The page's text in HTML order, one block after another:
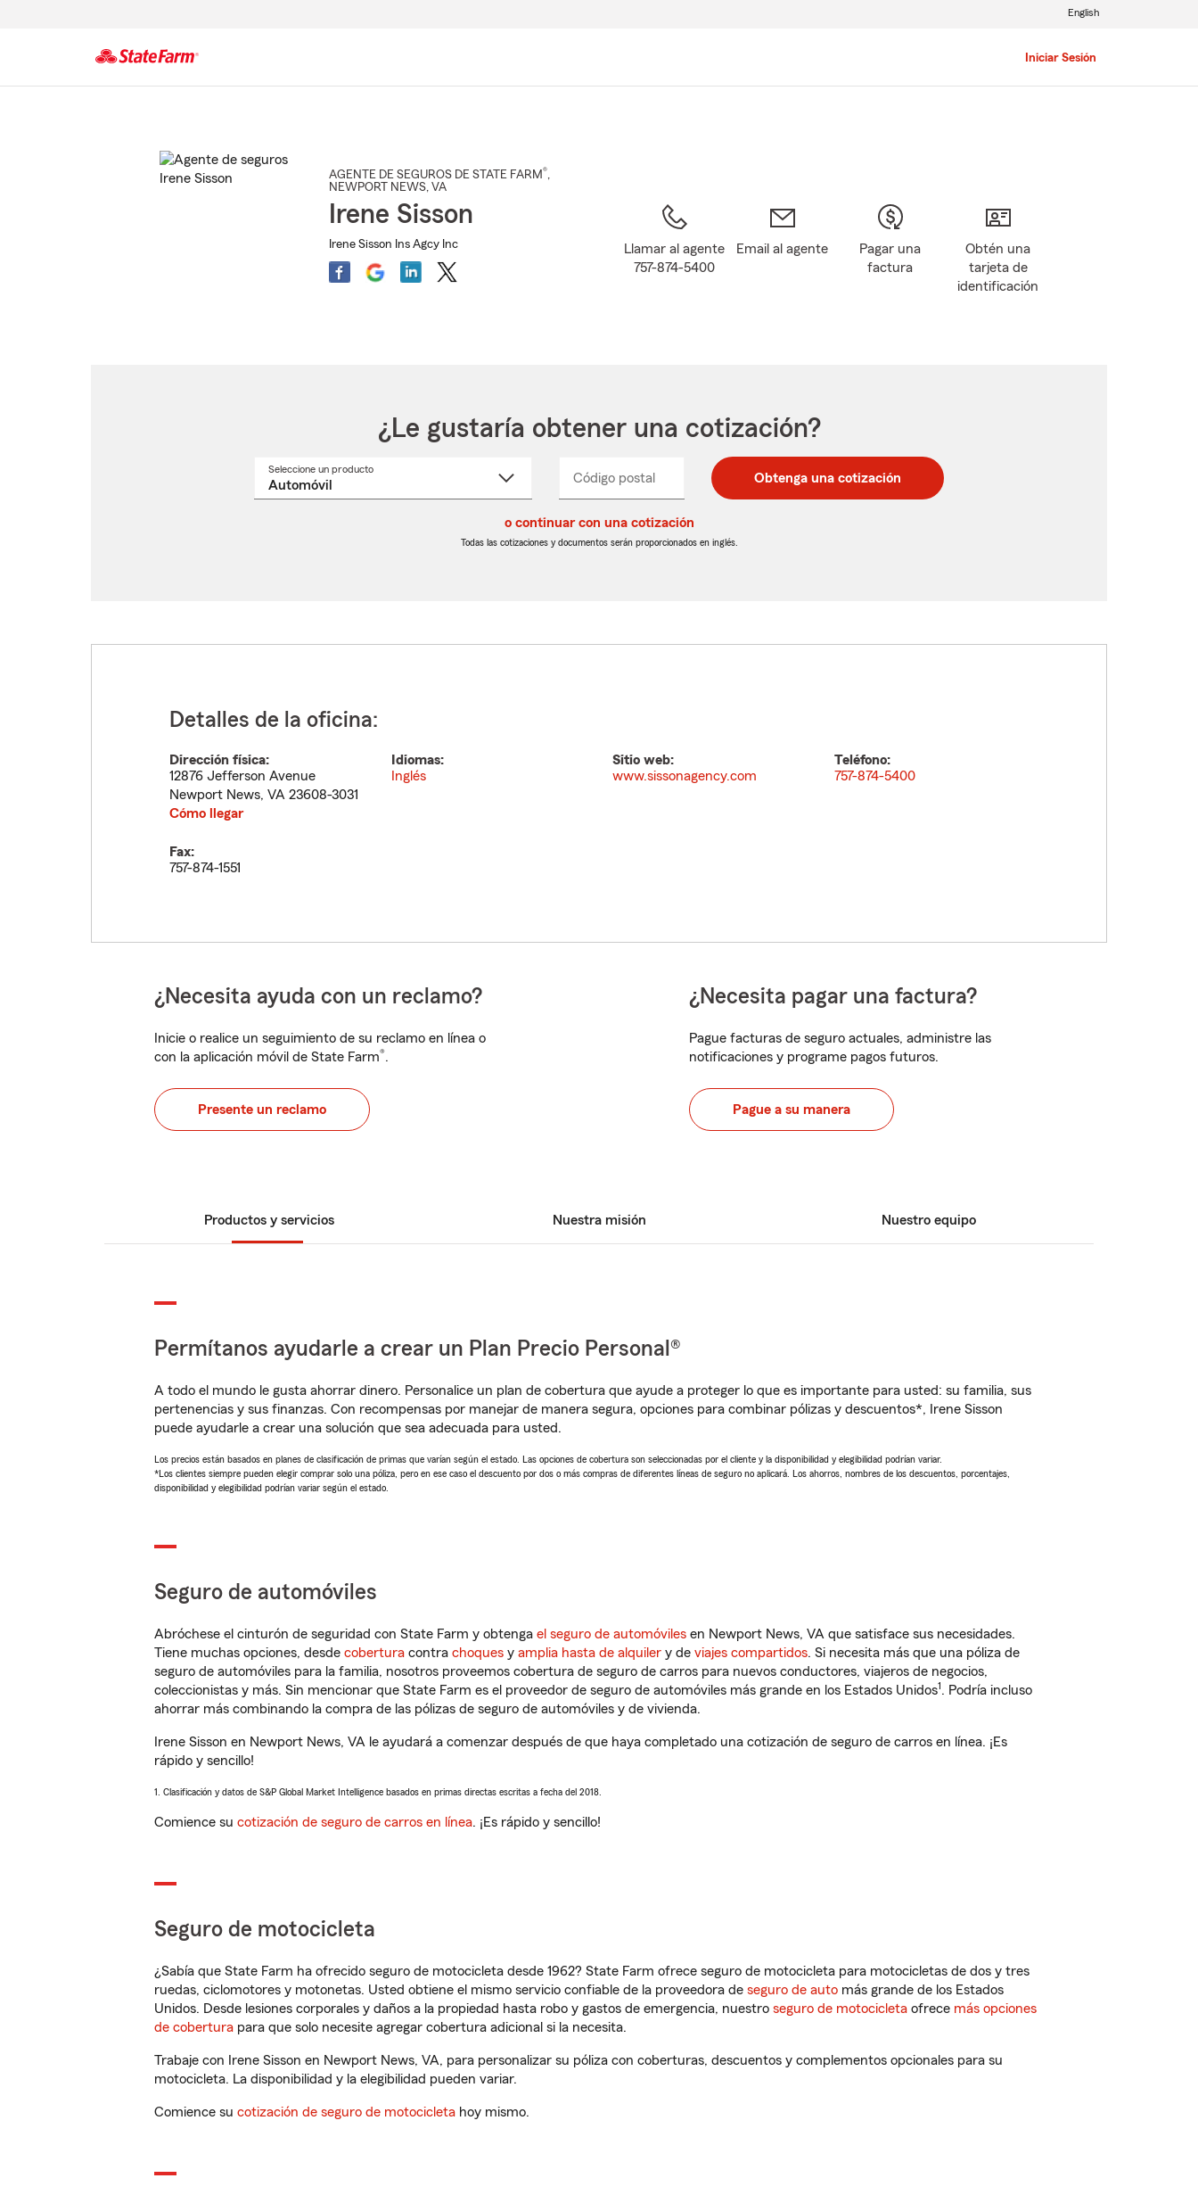
Iniciar Sesión
English
AGENTE DE SEGUROS DE STATE FARM®,
NEWPORT NEWS, VA
Irene Sisson
Irene Sisson Ins Agcy Inc
Llamar al agente
757-874-5400
Email al agente
Pagar una
factura
Obtén una
tarjeta de
identificación
¿Le gustaría obtener una cotización?
Seleccione un productoSeleccione
Código postal
postal
de
postal
de
_____ Obtenga una cotización
o continuar con una cotización
Todas las cotizaciones y documentos serán proporcionados en inglés.
Detalles de la oficina:
Dirección física:
12876 Jefferson Avenue
Newport News, VA 23608-3031
Cómo llegar
Idiomas:
Inglés
Sitio web:
www.sissonagency.com
Teléfono:
757-874-5400
Fax:
757-874-1551
¿Necesita ayuda con un reclamo?
Inicie o realice un seguimiento de su reclamo en línea o
con la aplicación móvil de State Farm®.
Presente un reclamo
¿Necesita pagar una factura?
Pague facturas de seguro actuales, administre las
notificaciones y programe pagos futuros.
Pague a su manera
Productos y servicios Nuestra misión Nuestro equipo
Permítanos ayudarle a crear un Plan Precio Personal®
A todo el mundo le gusta ahorrar dinero. Personalice un plan de cobertura que ayude a proteger lo que es importante para usted: su familia, sus
pertenencias y sus finanzas. Con recompensas por manejar de manera segura, opciones para combinar pólizas y descuentos*, Irene Sisson
puede ayudarle a crear una solución que sea adecuada para usted.
Los precios están basados en planes de clasificación de primas que varían según el estado. Las opciones de cobertura son seleccionadas por el cliente y la disponibilidad y elegibilidad podrían variar.
*Los clientes siempre pueden elegir comprar solo una póliza, pero en ese caso el descuento por dos o más compras de diferentes líneas de seguro no aplicará. Los ahorros, nombres de los descuentos, porcentajes,
disponibilidad y elegibilidad podrían variar según el estado.
Seguro de automóviles
Abróchese el cinturón de seguridad con State Farm y obtenga el seguro de automóviles en Newport News, VA que satisface sus necesidades.
Tiene muchas opciones, desde cobertura contra choques y amplia hasta de alquiler y de viajes compartidos. Si necesita más que una póliza de
seguro de automóviles para la familia, nosotros proveemos cobertura de seguro de carros para nuevos conductores, viajeros de negocios,
coleccionistas y más. Sin mencionar que State Farm es el proveedor de seguro de automóviles más grande en los Estados Unidos1. Podría incluso
ahorrar más combinando la compra de las pólizas de seguro de automóviles y de vivienda.
Irene Sisson en Newport News, VA le ayudará a comenzar después de que haya completado una cotización de seguro de carros en línea. ¡Es
rápido y sencillo!
1. Clasificación y datos de S&P Global Market Intelligence basados en primas directas escritas a fecha del 2018.
Comience su cotización de seguro de carros en línea. ¡Es rápido y sencillo!
Seguro de motocicleta
¿Sabía que State Farm ha ofrecido seguro de motocicleta desde 1962? State Farm ofrece seguro de motocicleta para motocicletas de dos y tres
ruedas, ciclomotores y motonetas. Usted obtiene el mismo servicio confiable de la proveedora de seguro de auto más grande de los Estados
Unidos. Desde lesiones corporales y daños a la propiedad hasta robo y gastos de emergencia, nuestro seguro de motocicleta ofrece más opciones
de cobertura para que solo necesite agregar cobertura adicional si la necesita.
Trabaje con Irene Sisson en Newport News, VA, para personalizar su póliza con coberturas, descuentos y complementos opcionales para su
motocicleta. La disponibilidad y la elegibilidad pueden variar.
Comience su cotización de seguro de motocicleta hoy mismo.